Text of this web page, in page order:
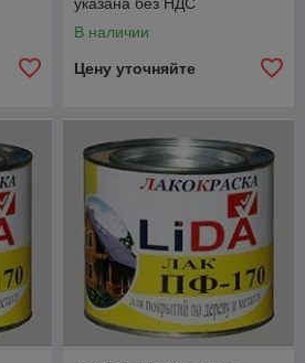
В наличии
Цену уточняйте